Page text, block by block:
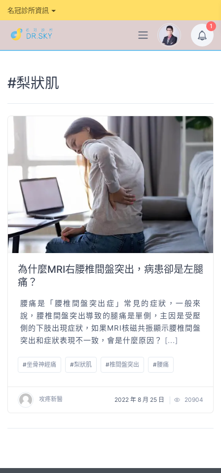
名冠診所資訊
1
#梨狀肌
為什麼MRI右腰椎間盤突出，病患卻是左腿
痛？
腰痛是「腰椎間盤突出症」常見的症狀，一般來
說，腰椎間盤突出導致的腿痛是單側，主因是受壓
側的下肢出現症狀，如果MRI核磁共振顯示腰椎間盤
突出和症狀表現不一致，會是什麼原因？ [...]
#坐骨神經痛 #梨狀肌 #椎間盤突出 #腰痛
攻疼新醫 2022 年 8 月 25 日 20904